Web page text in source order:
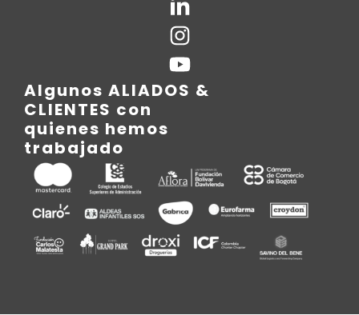
Algunos ALIADOS &
CLIENTES con
quienes hemos
trabajado